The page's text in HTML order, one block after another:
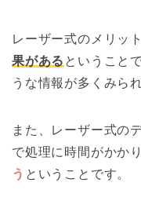
レーザー式のメリット
果がある ということ
うな情報が多くみら
また、レーザー式の
で処理に時間がかか
う ということです。